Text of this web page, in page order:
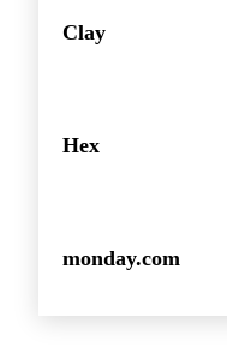
Clay
Hex
monday.com